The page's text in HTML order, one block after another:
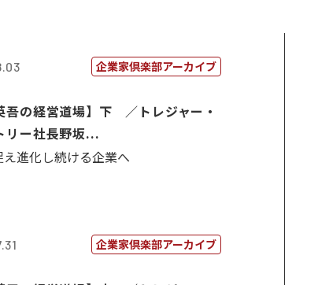
企業家倶楽部アーカイブ
吾の経営道場】下 ／トレジャー・
リー社長野坂...
え進化し続ける企業へ
企業家倶楽部アーカイブ